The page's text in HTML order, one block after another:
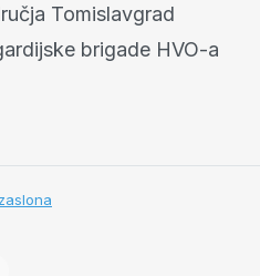
Tomislavgrad
brigade HVO-a